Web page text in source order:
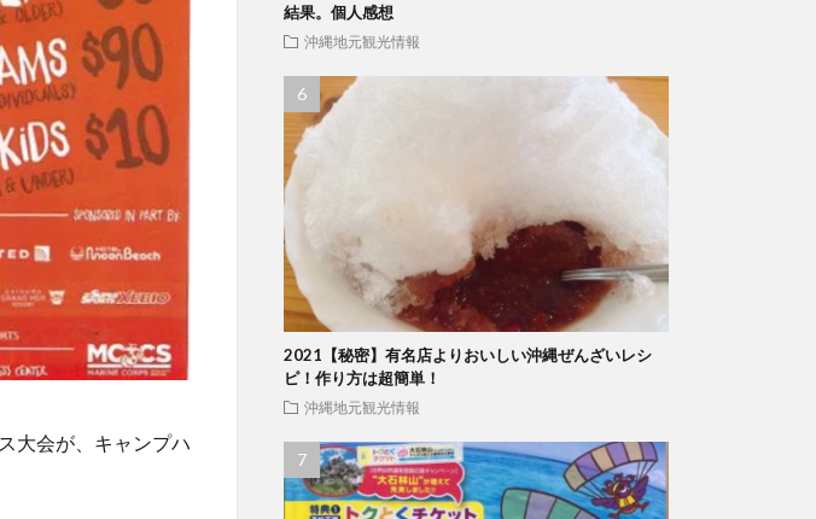
大会が、キャンプハ
結果。個人感想
沖縄地元観光情報
2021【秘密】有名店よりおいしい沖縄ぜんざいレシ
ピ！作り方は超簡単！
沖縄地元観光情報